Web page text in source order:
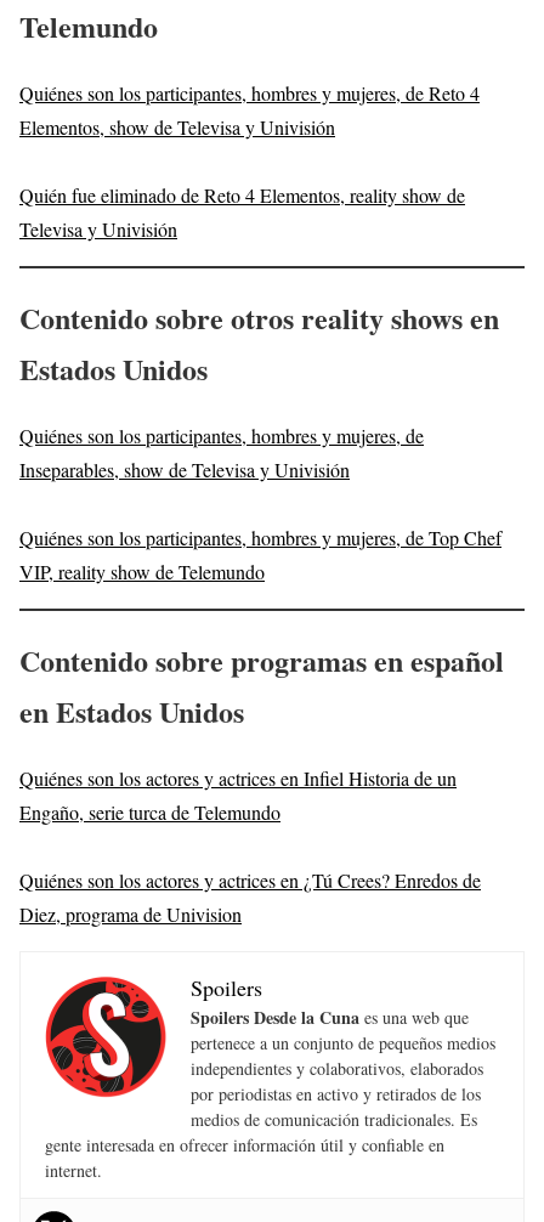
Telemundo
Quiénes son los participantes, hombres y mujeres, de Reto 4
Elementos, show de Televisa y Univisión
Quién fue eliminado de Reto 4 Elementos, reality show de
Televisa y Univisión
Contenido sobre otros reality shows en
Estados Unidos
Quiénes son los participantes, hombres y mujeres, de
Inseparables, show de Televisa y Univisión
Quiénes son los participantes, hombres y mujeres, de Top Chef
VIP, reality show de Telemundo
Contenido sobre programas en español
en Estados Unidos
Quiénes son los actores y actrices en Infiel Historia de un
Engaño, serie turca de Telemundo
Quiénes son los actores y actrices en ¿Tú Crees? Enredos de
Diez, programa de Univision
Spoilers
Spoilers Desde la Cuna es una web que
pertenece a un conjunto de pequeños medios
independientes y colaborativos, elaborados
por periodistas en activo y retirados de los
medios de comunicación tradicionales. Es
gente interesada en ofrecer información útil y confiable en
internet.